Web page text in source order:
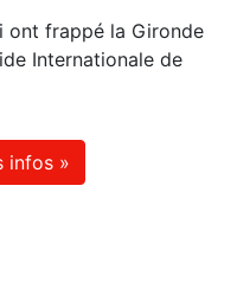
ont frappé la Gironde
Internationale de
infos »